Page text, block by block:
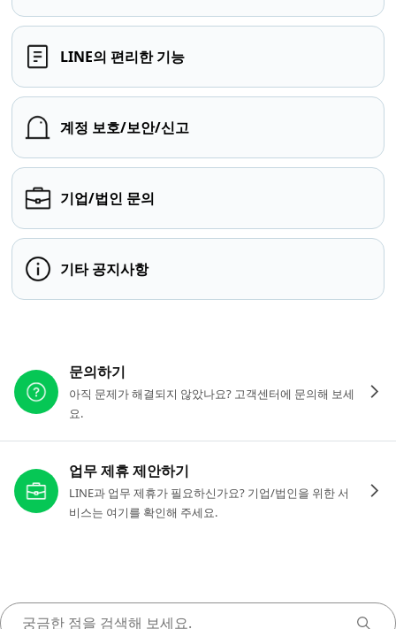
LINE의 편리한 기능
계정 보호/보안/신고
기업/법인 문의
기타 공지사항
문의하기
아직 문제가 해결되지 않았나요? 고객센터에 문의해 보세
요.
업무 제휴 제안하기
LINE과 업무 제휴가 필요하신가요? 기업/법인을 위한 서
비스는 여기를 확인해 주세요.